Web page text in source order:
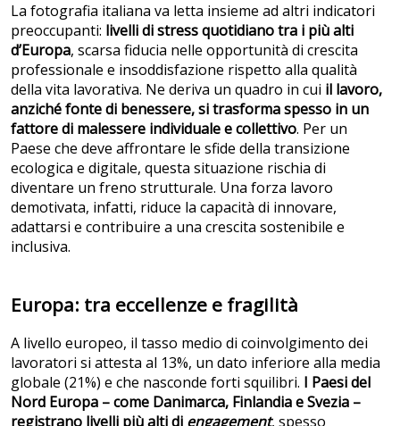
La fotografia italiana va letta insieme ad altri indicatori
preoccupanti: livelli di stress quotidiano tra i più alti
d’Europa, scarsa fiducia nelle opportunità di crescita
professionale e insoddisfazione rispetto alla qualità
della vita lavorativa. Ne deriva un quadro in cui il lavoro,
anziché fonte di benessere, si trasforma spesso in un
fattore di malessere individuale e collettivo. Per un
Paese che deve affrontare le sfide della transizione
ecologica e digitale, questa situazione rischia di
diventare un freno strutturale. Una forza lavoro
demotivata, infatti, riduce la capacità di innovare,
adattarsi e contribuire a una crescita sostenibile e
inclusiva.
Europa: tra eccellenze e fragilità
A livello europeo, il tasso medio di coinvolgimento dei
lavoratori si attesta al 13%, un dato inferiore alla media
globale (21%) e che nasconde forti squilibri. I Paesi del
Nord Europa – come Danimarca, Finlandia e Svezia –
registrano livelli più alti di engagement, spesso